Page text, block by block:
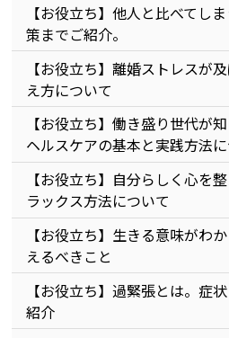
【お役立ち】他人と比べてし
策までご紹介。
【お役立ち】離婚ストレスが
え方について
【お役立ち】働き盛り世代が
ヘルスケアの基本と実践方法
【お役立ち】自分らしく心を
ラックス方法について
【お役立ち】生きる意味がわ
えるべきこと
【お役立ち】過緊張とは。症
紹介